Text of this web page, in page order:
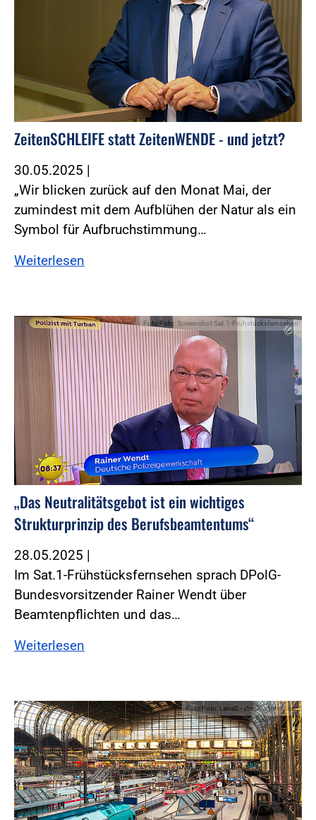
ZeitenSCHLEIFE statt ZeitenWENDE - und jetzt?
30.05.2025 |
„Wir blicken zurück auf den Monat Mai, der
zumindest mit dem Aufblühen der Natur als ein
Symbol für Aufbruchstimmung…
Weiterlesen
Foto:Foto: Screenshot Sat.1-Frühstücksfernsehen
„Das Neutralitätsgebot ist ein wichtiges
Strukturprinzip des Berufsbeamtentums“
28.05.2025 |
Im Sat.1-Frühstücksfernsehen sprach DPolG-
Bundesvorsitzender Rainer Wendt über
Beamtenpflichten und das…
Weiterlesen
Foto:Foto: LanaS - stock.adobe.com